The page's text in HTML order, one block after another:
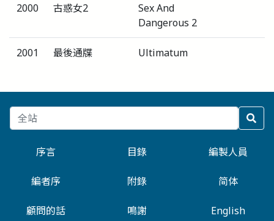
2000 古惑女2
Sex And
Dangerous 2
2001 最後通牒 Ultimatum
序言 目錄 編製人員
編者序 附錄 简体
顧問的話 鳴謝 English